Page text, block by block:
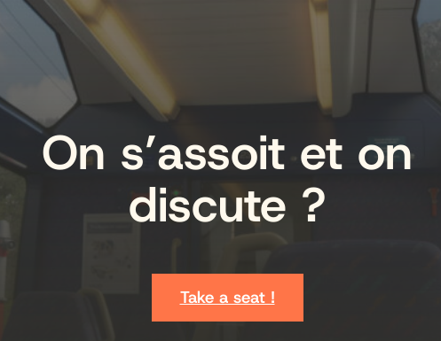
On s’assoit et on
discute ?
Take a seat !